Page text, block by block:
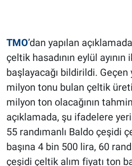
TMO’dan yapılan
çeltik hasadının eylül
başlayacağı bildirildi. Geçen
milyon tonu bulan çeltik
milyon ton olacağının
açıklamada, şu ifadelere
55 randımanlı Baldo çeşidi
başına 4 bin 500 lira, 60
çeşidi çeltik alım fiyatı ton